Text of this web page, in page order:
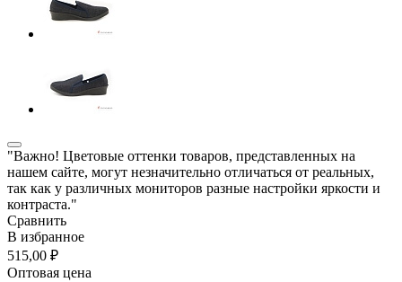
"Важно! Цветовые оттенки товаров, представленных на
нашем сайте, могут незначительно отличаться от реальных,
так как у различных мониторов разные настройки яркости и
контраста."
Сравнить
В избранное
515,00 ₽
Оптовая цена